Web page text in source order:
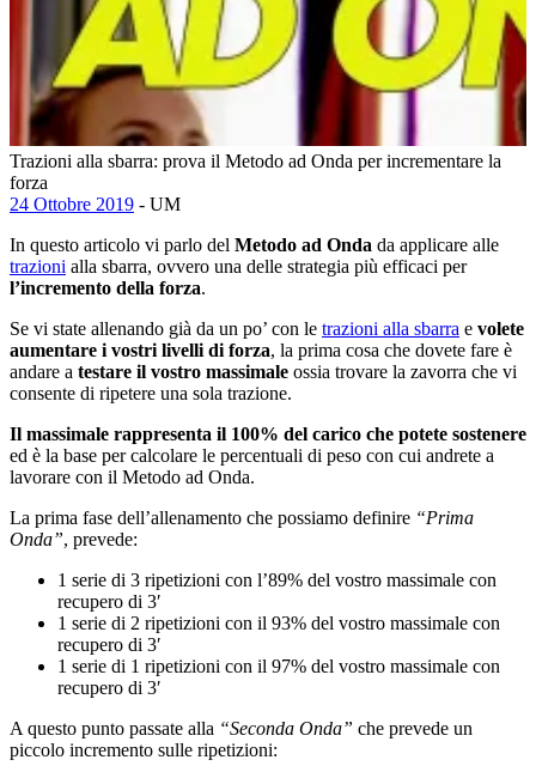
Trazioni alla sbarra: prova il Metodo ad Onda per incrementare la
forza
24 Ottobre 2019 - UM
In questo articolo vi parlo del Metodo ad Onda da applicare alle
trazioni alla sbarra, ovvero una delle strategia più efficaci per
l’incremento della forza.
Se vi state allenando già da un po’ con le trazioni alla sbarra e volete
aumentare i vostri livelli di forza, la prima cosa che dovete fare è
andare a testare il vostro massimale ossia trovare la zavorra che vi
consente di ripetere una sola trazione.
Il massimale rappresenta il 100% del carico che potete sostenere
ed è la base per calcolare le percentuali di peso con cui andrete a
lavorare con il Metodo ad Onda.
La prima fase dell’allenamento che possiamo definire “Prima
Onda”, prevede:
1 serie di 3 ripetizioni con l’89% del vostro massimale con
recupero di 3′
1 serie di 2 ripetizioni con il 93% del vostro massimale con
recupero di 3′
1 serie di 1 ripetizioni con il 97% del vostro massimale con
recupero di 3′
A questo punto passate alla “Seconda Onda” che prevede un
piccolo incremento sulle ripetizioni: